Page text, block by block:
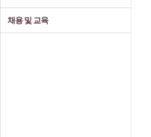
채용 및 교육